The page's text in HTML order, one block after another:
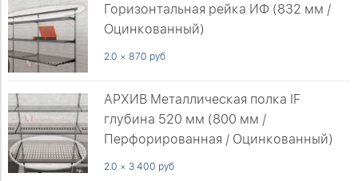
Горизонтальная рейка ИФ (832 мм /
Оцинкованный)
2.0 × 870 руб
АРХИВ Металлическая полка IF
глубина 520 мм (800 мм /
Перфорированная / Оцинкованный)
2.0 × 3 400 руб